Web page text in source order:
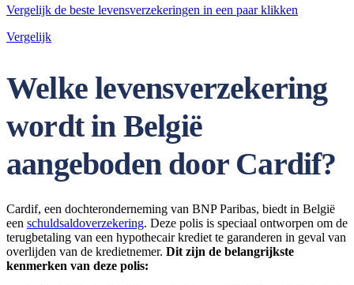
Vergelijk de beste levensverzekeringen in een paar klikken
Vergelijk
Welke levensverzekering
wordt in België
aangeboden door Cardif?
Cardif, een dochteronderneming van BNP Paribas, biedt in België
een schuldsaldoverzekering. Deze polis is speciaal ontworpen om de
terugbetaling van een hypothecair krediet te garanderen in geval van
overlijden van de kredietnemer. Dit zijn de belangrijkste
kenmerken van deze polis: